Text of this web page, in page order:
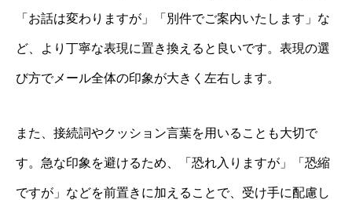
「お話は変わりますが」「別件でご案内いたします」な
ど、より丁寧な表現に置き換えると良いです。表現の選
び方でメール全体の印象が大きく左右します。
また、接続詞やクッション言葉を用いることも大切で
す。急な印象を避けるため、「恐れ入りますが」「恐縮
ですが」などを前置きに加えることで、受け手に配慮し